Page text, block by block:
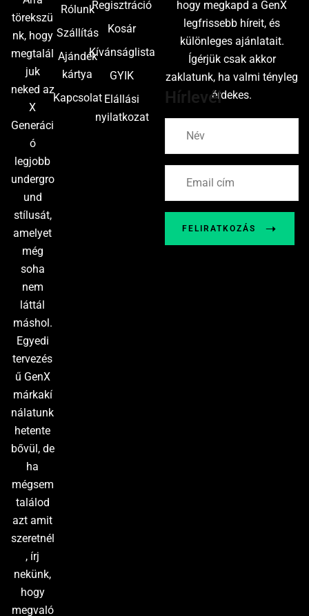
törekszü
nk, hogy
megtalál
juk
neked az
X
Generáci
ó
legjobb
undergro
und
stílusát,
amelyet
még
soha
nem
láttál
máshol.
Egyedi
tervezés
ű GenX
márkakí
nálatunk
hetente
bővül, de
ha
mégsem
találod
azt amit
szeretnél
, írj
nekünk,
hogy
megvaló
Rólunk
Szállítás
Ajándék
kártya
Kapcsolat
Regisztráció
Kosár
Kívánságlista
GYIK
Elállási
nyilatkozat
hogy megkapd a GenX
legfrissebb híreit, és
különleges ajánlatait.
Ígérjük csak akkor
zaklatunk, ha valmi tényleg
érdekes.
Hírlevél
FELIRATKOZÁS